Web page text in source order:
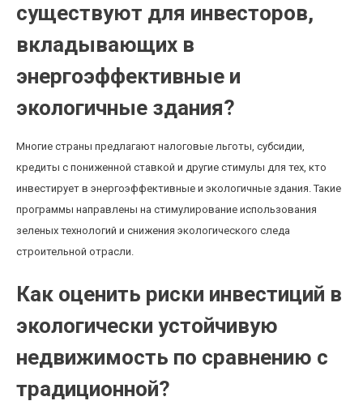
существуют для инвесторов,
вкладывающих в
энергоэффективные и
экологичные здания?
Многие страны предлагают налоговые льготы, субсидии,
кредиты с пониженной ставкой и другие стимулы для тех, кто
инвестирует в энергоэффективные и экологичные здания. Такие
программы направлены на стимулирование использования
зеленых технологий и снижения экологического следа
строительной отрасли.
Как оценить риски инвестиций в
экологически устойчивую
недвижимость по сравнению с
традиционной?